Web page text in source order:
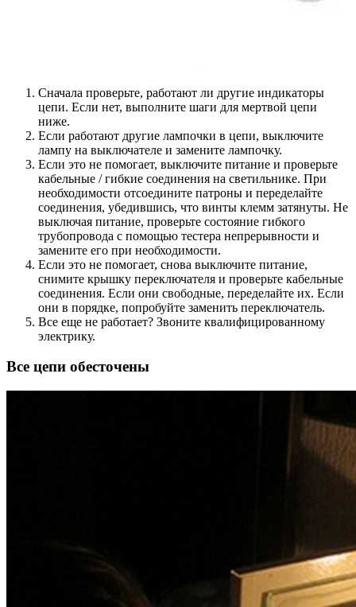
Сначала проверьте, работают ли другие индикаторы
цепи. Если нет, выполните шаги для мертвой цепи
ниже.
Если работают другие лампочки в цепи, выключите
лампу на выключателе и замените лампочку.
Если это не помогает, выключите питание и проверьте
кабельные / гибкие соединения на светильнике. При
необходимости отсоедините патроны и переделайте
соединения, убедившись, что винты клемм затянуты. Не
выключая питание, проверьте состояние гибкого
трубопровода с помощью тестера непрерывности и
замените его при необходимости.
Если это не помогает, снова выключите питание,
снимите крышку переключателя и проверьте кабельные
соединения. Если они свободные, переделайте их. Если
они в порядке, попробуйте заменить переключатель.
Все еще не работает? Звоните квалифицированному
электрику.
Все цепи обесточены